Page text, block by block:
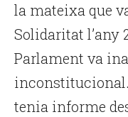
la mateixa que
Solidaritat l’any
Parlament va
inconstitucional.
tenia informe